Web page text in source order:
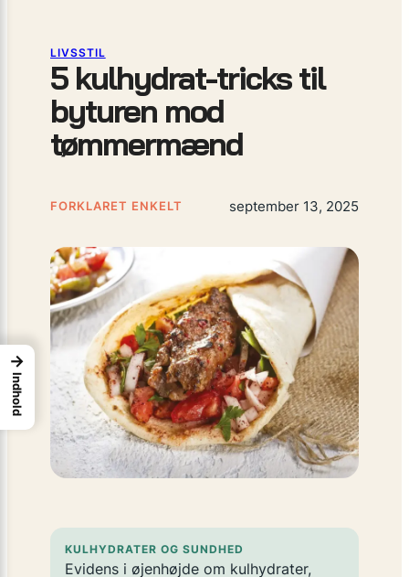
LIVSSTIL
5 kulhydrat-tricks til
byturen mod
tømmermænd
FORKLARET ENKELT september 13, 2025
KULHYDRATER OG SUNDHED
Evidens i øjenhøjde om kulhydrater,
→
Indhold